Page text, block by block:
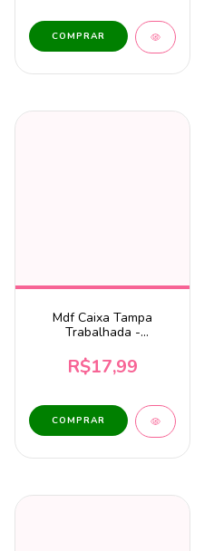
Mdf Caixa Tampa
Trabalhada -
R$17,99